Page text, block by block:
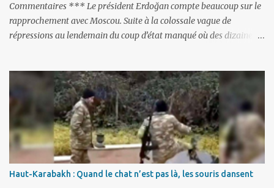
Commentaires *** Le président Erdoğan compte beaucoup sur le
rapprochement avec Moscou. Suite à la colossale vague de
répressions au lendemain du coup d’état manqué où des dizaines
fermés, ses relations avec les Occidentaux se sont notablement
refroidies ; Moscou s’était abstenu de critiquer Ankara sur cette
purge massive. Avec en perspective, une épée de Damoclès
suspendue au-dessus de la tête - la fin des négociations d’adhésion
à l’UE si la peine de mort est rétablie ; Et des menaces non voilées
envers les Etats-Unis : «Si Gülen n'est pas extradé, les États-Unis
sacrifieront les relations bilatérales à cause de ce terroriste» , a
prévenu le ministre turc de la Justice, Bekir Bozdag.
Haut-Karabakh : Quand le chat n’est pas là, les souris dansent